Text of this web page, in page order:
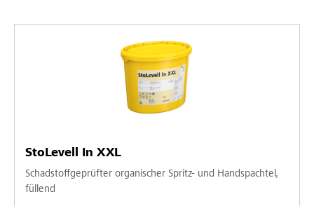
StoLevell In XXL
Schadstoffgeprüfter organischer Spritz- und Handspachtel,
füllend